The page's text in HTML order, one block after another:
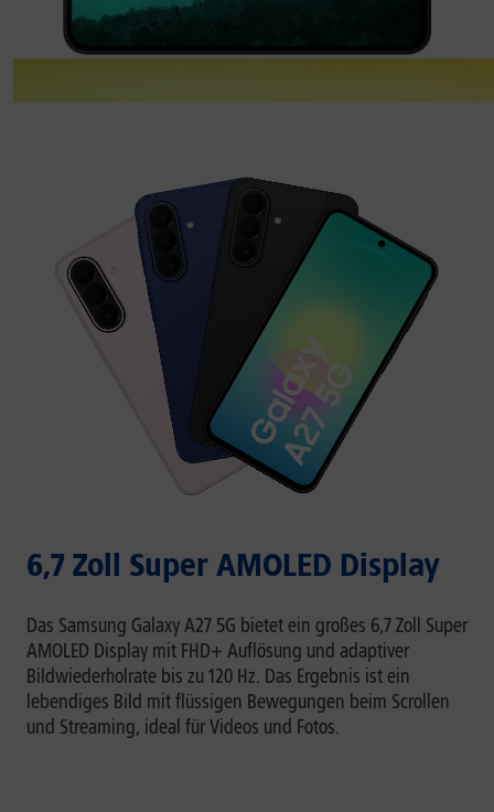
6,7 Zoll Super AMOLED Display
Das Samsung Galaxy A27 5G bietet ein großes 6,7 Zoll Super
AMOLED Display mit FHD+ Auflösung und adaptiver
Bildwiederholrate bis zu 120 Hz. Das Ergebnis ist ein
lebendiges Bild mit flüssigen Bewegungen beim Scrollen
und Streaming, ideal für Videos und Fotos.